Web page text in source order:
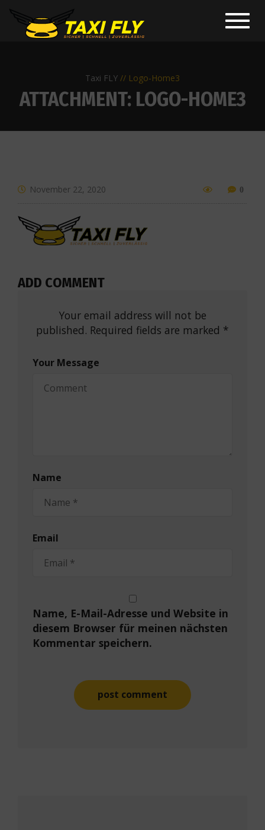
Taxi FLY Logo-Home3
ATTACHMENT: LOGO-HOME3
November 22, 2020 0
ADD COMMENT
Your email address will not be
published. Required fields are marked *
Your Message
Name
Email
Name, E-Mail-Adresse und Website in
diesem Browser für meinen nächsten
Kommentar speichern.